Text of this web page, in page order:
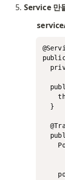
Service 만
  }